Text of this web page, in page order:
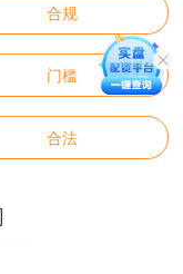
合规
门槛
合法